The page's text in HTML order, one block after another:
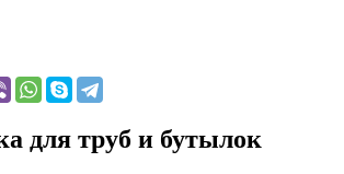
для труб и бутылок